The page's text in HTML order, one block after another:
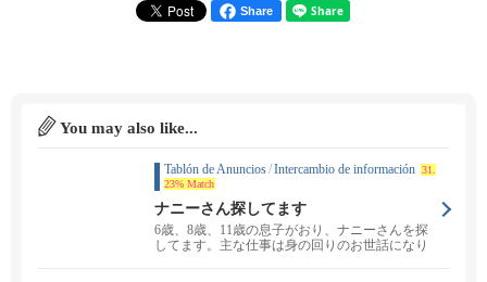
Share
You may also like...
Tablón de Anuncios/Intercambio de información 31.
23% Match
ナニーさん探してます
6歳、8歳、11歳の息子がおり、ナニーさんを探
してます。主な仕事は身の回りのお世話になり